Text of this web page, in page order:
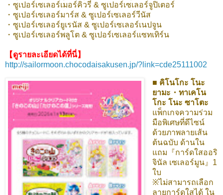
・ซูเปอร์เซเลอร์เมอร์คิวรี่ & ซูเปอร์เซเลอร์จูปิเตอร์
・ซูเปอร์เซเลอร์มาร์ส & ซูเปอร์เซเลอร์วีนัส
・ซูเปอร์เซเลอร์ยูเรนัส & ซูเปอร์เซเลอร์เนปจูน
・ซูเปอร์เซเลอร์พลูโต & ซูเปอร์เซเลอร์แซทเทิร์น
【ดูรายละเอียดได้ที่นี่】
http://sailormoon.chocodaisakusen.jp/?link=cde25111002
■ คิโนโกะ โนะ
ยามะ・ทาเคโน
โกะ โนะ ซาโตะ
แพ็กเกจความร่วม
มือพิเศษที่ดีไซน์
ด้วยภาพลายเส้น
ต้นฉบับ ด้านใน
แถม『การ์ดใสออริ
จินัล เซเลอร์มูน』1
ใบ
※ไม่สามารถเลือก
ลายการ์ดใสได้ ใน